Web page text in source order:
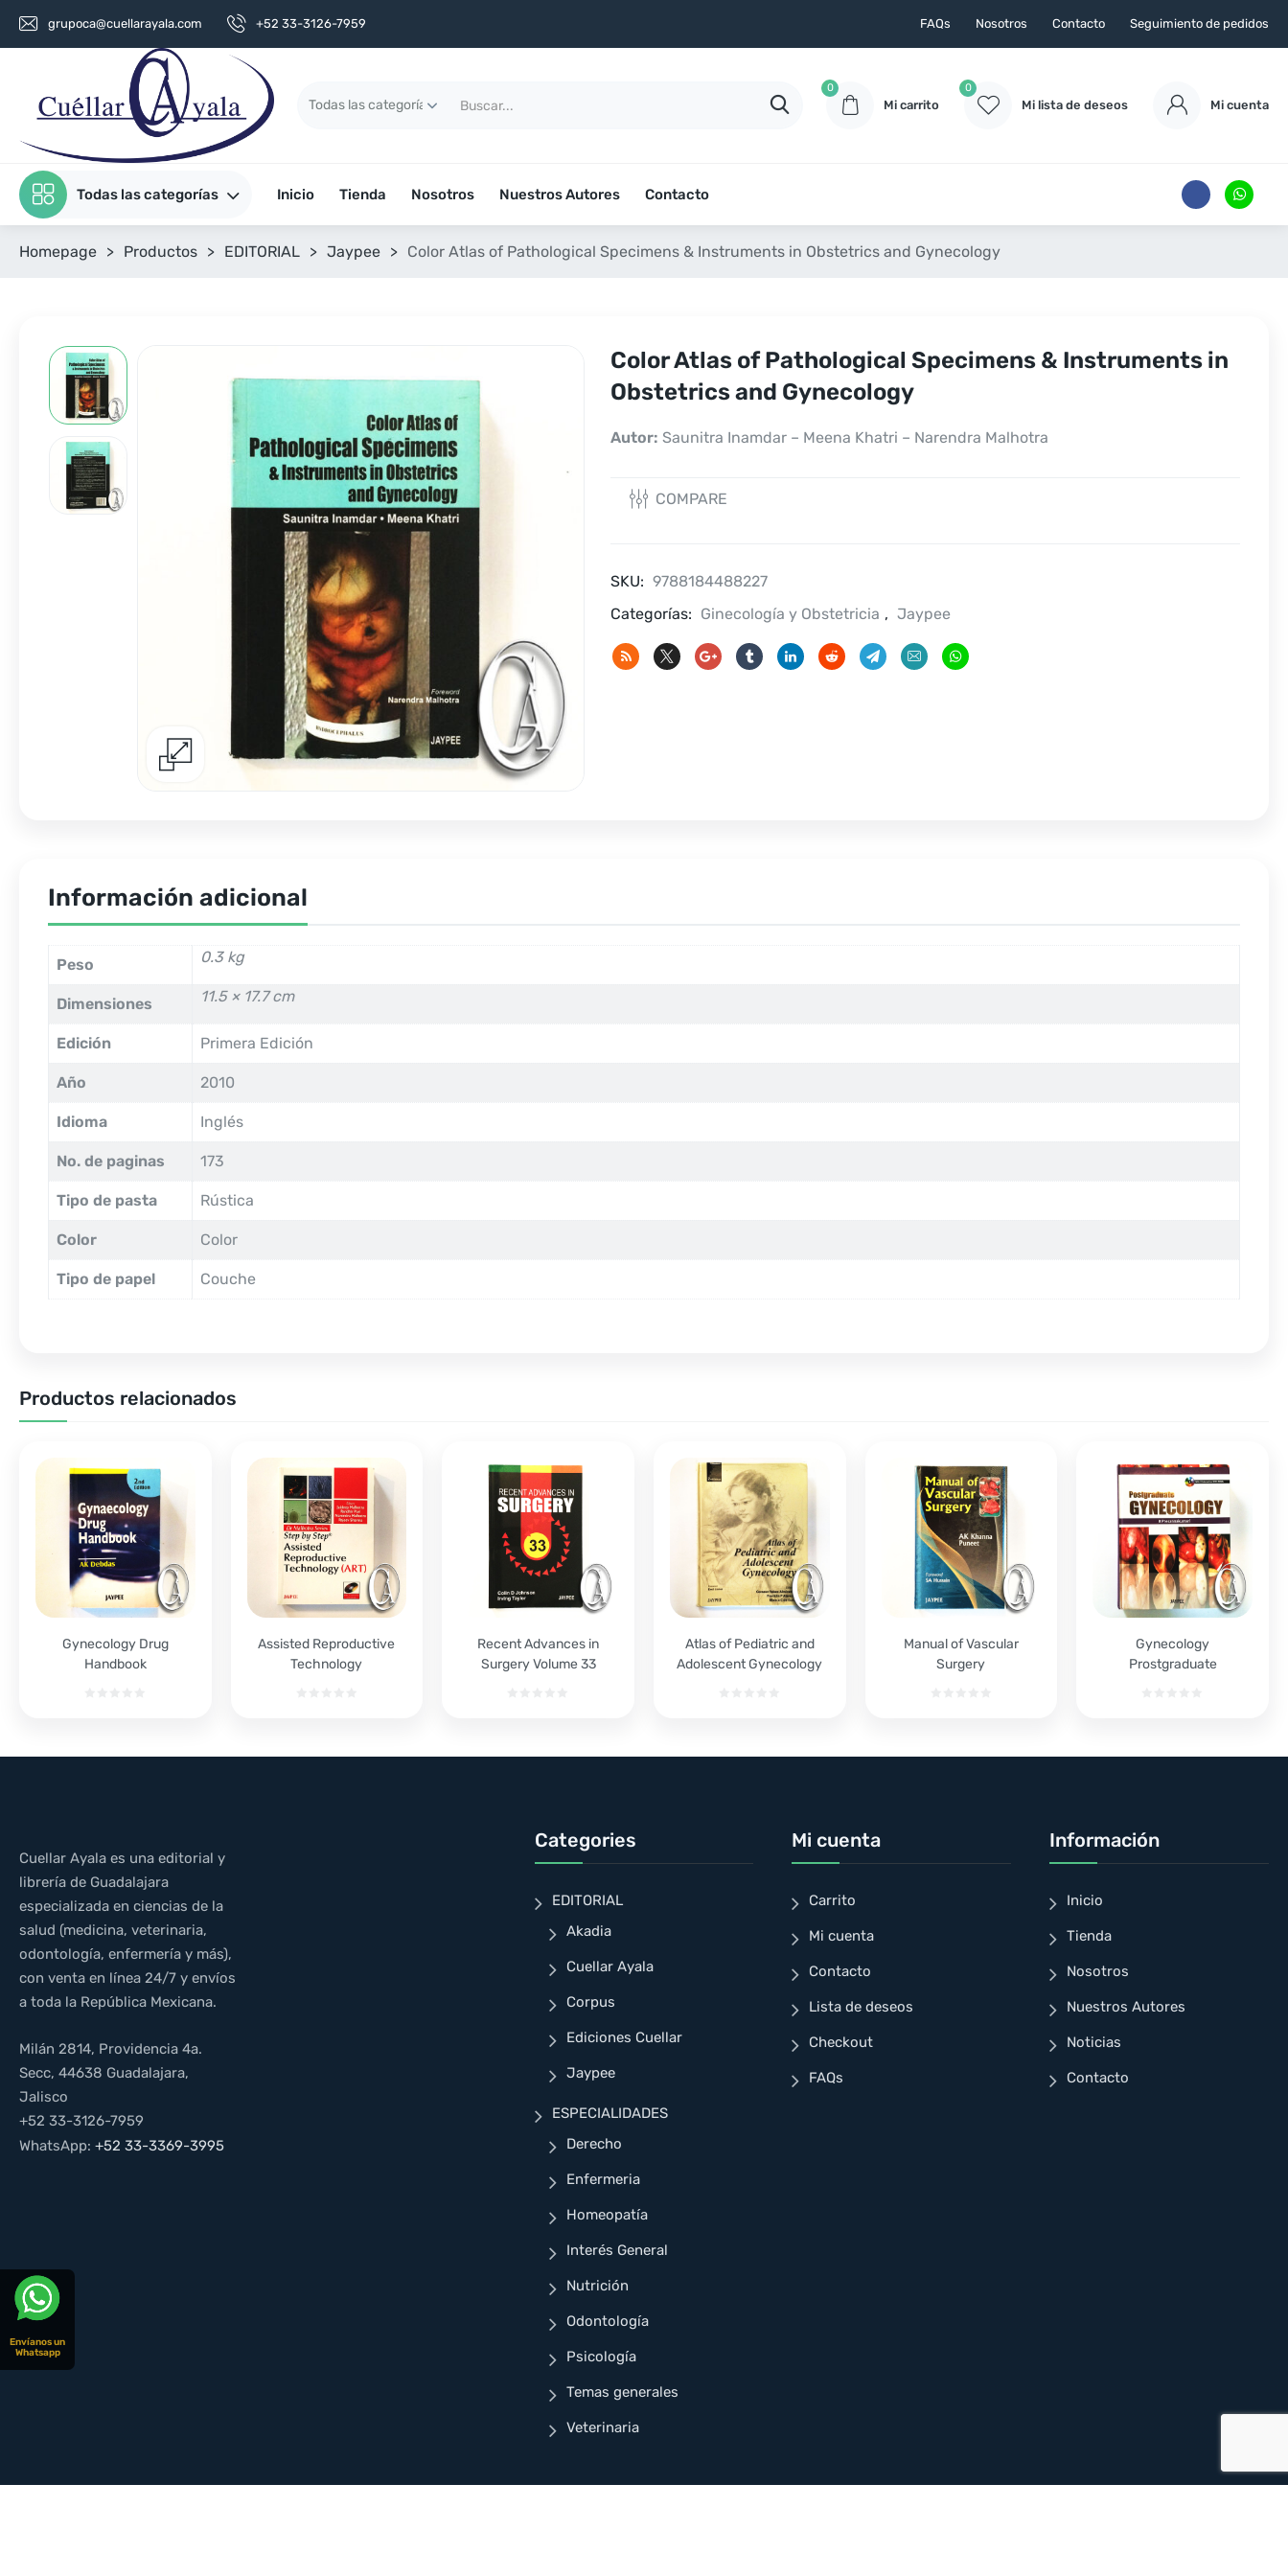
grupoca@cuellarayala.com +52 33-3126-7959 FAQs Nosotros Contacto Seguimiento de pedidos
0
Mi carrito
0
Mi lista de deseos Mi cuenta
Todas las categorías Inicio Tienda Nosotros Nuestros Autores Contacto
Homepage > Productos > EDITORIAL > Jaypee > Color Atlas of Pathological Specimens & Instruments in Obstetrics and Gynecology
Color Atlas of Pathological Specimens & Instruments in
Obstetrics and Gynecology
Autor: Saunitra Inamdar – Meena Khatri – Narendra Malhotra
COMPARE
SKU: 9788184488227
Categorías: Ginecología y Obstetricia , Jaypee
Información adicional
Peso 0.3 kg
Dimensiones 11.5 × 17.7 cm
Edición Primera Edición
Año 2010
Idioma Inglés
No. de paginas 173
Tipo de pasta Rústica
Color Color
Tipo de papel Couche
Productos relacionados
Gynecology Drug
Handbook
Assisted Reproductive
Technology
Recent Advances in
Surgery Volume 33
Atlas of Pediatric and
Adolescent Gynecology
Manual of Vascular
Surgery
Gynecology
Prostgraduate
Cuellar Ayala es una editorial y
librería de Guadalajara
especializada en ciencias de la
salud (medicina, veterinaria,
odontología, enfermería y más),
con venta en línea 24/7 y envíos
a toda la República Mexicana.
Milán 2814, Providencia 4a.
Secc, 44638 Guadalajara,
Jalisco
+52 33-3126-7959
WhatsApp: +52 33-3369-3995
Categories
EDITORIAL
Akadia
Cuellar Ayala
Corpus
Ediciones Cuellar
Jaypee
ESPECIALIDADES
Derecho
Enfermeria
Homeopatía
Interés General
Nutrición
Odontología
Psicología
Temas generales
Veterinaria
Mi cuenta
Carrito
Mi cuenta
Contacto
Lista de deseos
Checkout
FAQs
Información
Inicio
Tienda
Nosotros
Nuestros Autores
Noticias
Contacto
Envíanos un
Whatsapp